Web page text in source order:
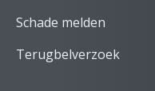
Schade melden
Terugbelverzoek